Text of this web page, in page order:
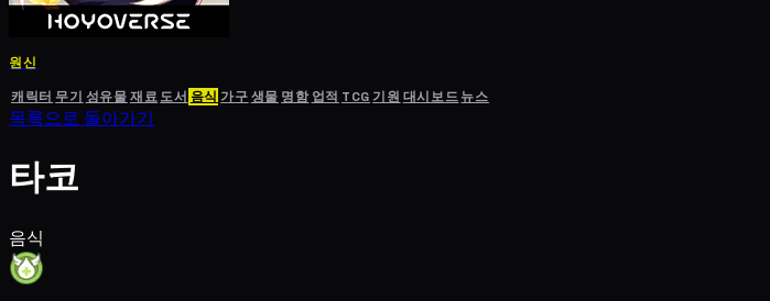
원신
캐릭터 무기 성유물재료도서 음식 가구생물 명함 업적 TCG기원 대시보드뉴스
목록으로 돌아가기
타코
음식